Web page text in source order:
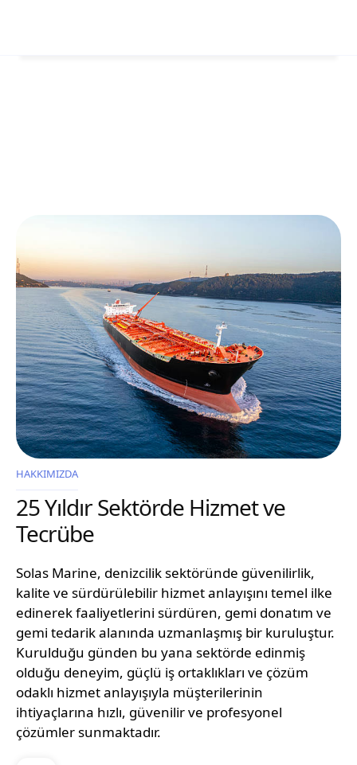
HAKKIMIZDA
25 Yıldır Sektörde Hizmet ve
Tecrübe
Solas Marine, denizcilik sektöründe güvenilirlik,
kalite ve sürdürülebilir hizmet anlayışını temel ilke
edinerek faaliyetlerini sürdüren, gemi donatım ve
gemi tedarik alanında uzmanlaşmış bir kuruluştur.
Kurulduğu günden bu yana sektörde edinmiş
olduğu deneyim, güçlü iş ortaklıkları ve çözüm
odaklı hizmet anlayışıyla müşterilerinin
ihtiyaçlarına hızlı, güvenilir ve profesyonel
çözümler sunmaktadır.